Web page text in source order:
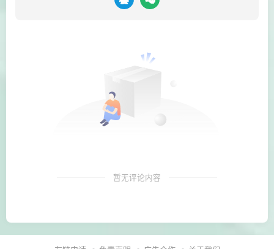
暂无评论内容